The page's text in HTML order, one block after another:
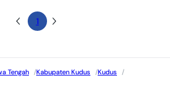
1
Tengah /Kabupaten Kudus /Kudus
/